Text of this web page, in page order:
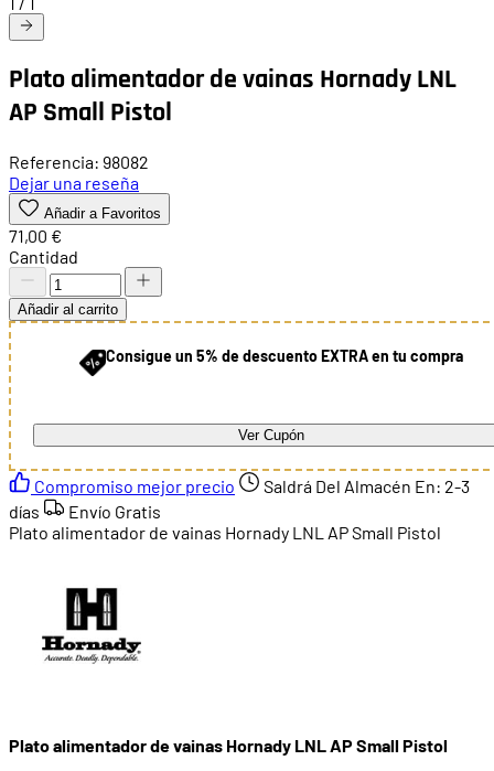
Plato alimentador de vainas Hornady LNL
AP Small Pistol
Referencia: 98082
Dejar una reseña
Añadir a Favoritos
71,00 €
Cantidad
Añadir al carrito
Consigue un 5% de descuento EXTRA en tu compra
Ver Cupón
Compromiso mejor precio Saldrá Del Almacén En: 2-3
días
Envío Gratis
Plato alimentador de vainas Hornady LNL AP Small Pistol
Plato alimentador de vainas Hornady LNL AP Small Pistol